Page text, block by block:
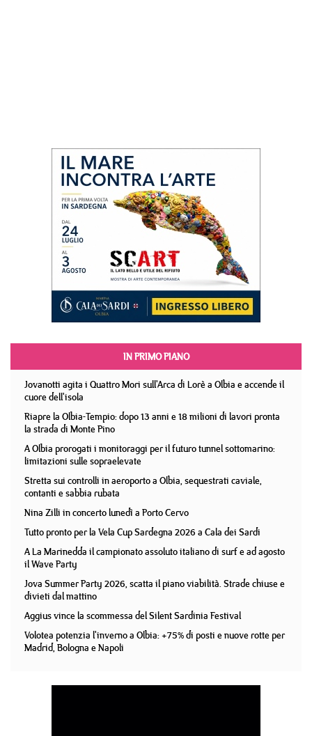
IN PRIMO PIANO
Jovanotti agita i Quattro Mori sull'Arca di Lorè a Olbia e accende il
cuore dell'isola
Riapre la Olbia-Tempio: dopo 13 anni e 18 milioni di lavori pronta
la strada di Monte Pino
A Olbia prorogati i monitoraggi per il futuro tunnel sottomarino:
limitazioni sulle sopraelevate
Stretta sui controlli in aeroporto a Olbia, sequestrati caviale,
contanti e sabbia rubata
Nina Zilli in concerto lunedì a Porto Cervo
Tutto pronto per la Vela Cup Sardegna 2026 a Cala dei Sardi
A La Marinedda il campionato assoluto italiano di surf e ad agosto
il Wave Party
Jova Summer Party 2026, scatta il piano viabilità. Strade chiuse e
divieti dal mattino
Aggius vince la scommessa del Silent Sardinia Festival
Volotea potenzia l'inverno a Olbia: +75% di posti e nuove rotte per
Madrid, Bologna e Napoli